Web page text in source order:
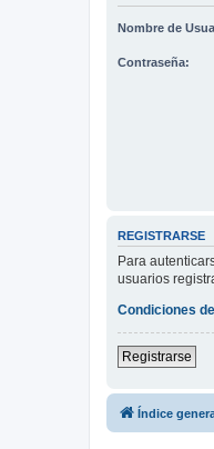
Nombre de
Contraseña:
REGISTRARSE
Para
usuarios
Condiciones
Registrarse
Índice